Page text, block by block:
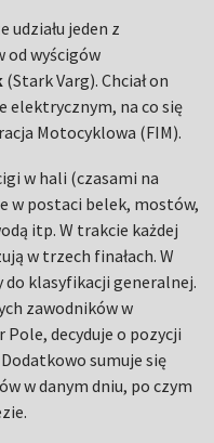
udziału jeden z
od wyścigów
(Stark Varg). Chciał on
elektrycznym, na co się
Motocyklowa (FIM).
w hali (czasami na
w postaci belek, mostów,
itp. W trakcie każdej
w trzech finałach. W
do klasyfikacji generalnej.
zawodników w
decyduje o pozycji
sumuje się
w danym dniu, po czym